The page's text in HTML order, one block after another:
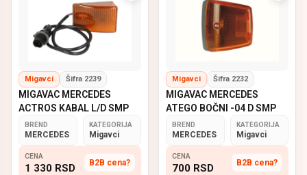
Migavci Šifra 2239
MIGAVAC MERCEDES
ACTROS KABAL L/D SMP
BREND
MERCEDES
KATEGORIJA
Migavci
CENA
1 330 RSD B2B cena?
Migavci Šifra 2232
MIGAVAC MERCEDES
ATEGO BOČNI -04 D SMP
BREND
MERCEDES
KATEGORIJA
Migavci
CENA
700 RSD B2B cena?